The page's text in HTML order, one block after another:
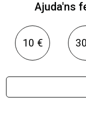
Ajuda'ns
10 €